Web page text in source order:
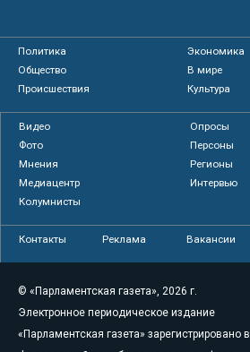
Политика
Экономика
Общество
В мире
Происшествия
Культура
Видео
Опросы
Фото
Персоны
Мнения
Регионы
Медиацентр
Интервью
Колумнисты
Контакты Реклама Вакансии
© «Парламентская газета», 2026 г.
Электронное периодическое издание
«Парламентская газета» зарегистрировано в